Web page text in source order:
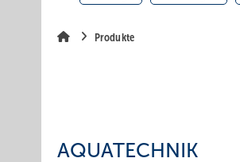
Produkte
AQUATECHNIK